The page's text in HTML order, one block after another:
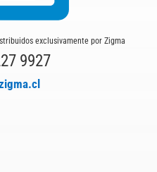
exclusivamente por Zigma
9927